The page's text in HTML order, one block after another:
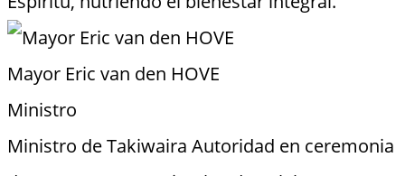
Mayor Eric van den HOVE
Ministro
Ministro de Takiwaira Autoridad en ceremonia